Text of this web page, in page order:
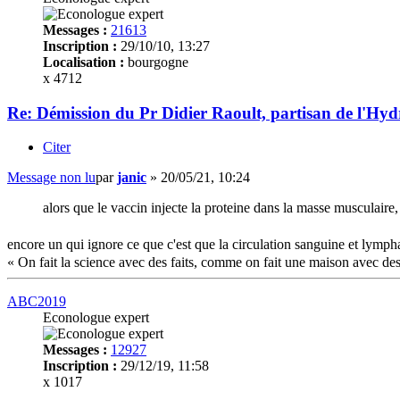
Messages : 21613
Inscription : 29/10/10, 13:27
Localisation : bourgogne
x 4712
Re: Démission du Pr Didier Raoult, partisan de
Citer
Message non luparjanic » 20/05/21, 10:24
alors que le vaccin injecte la proteine dans la masse
encore un qui ignore ce que c'est que la circulation sanguine et
« On fait la science avec des faits, comme on fait une maison avec
ABC2019
Econologue expert
Messages : 12927
Inscription : 29/12/19, 11:58
x 1017